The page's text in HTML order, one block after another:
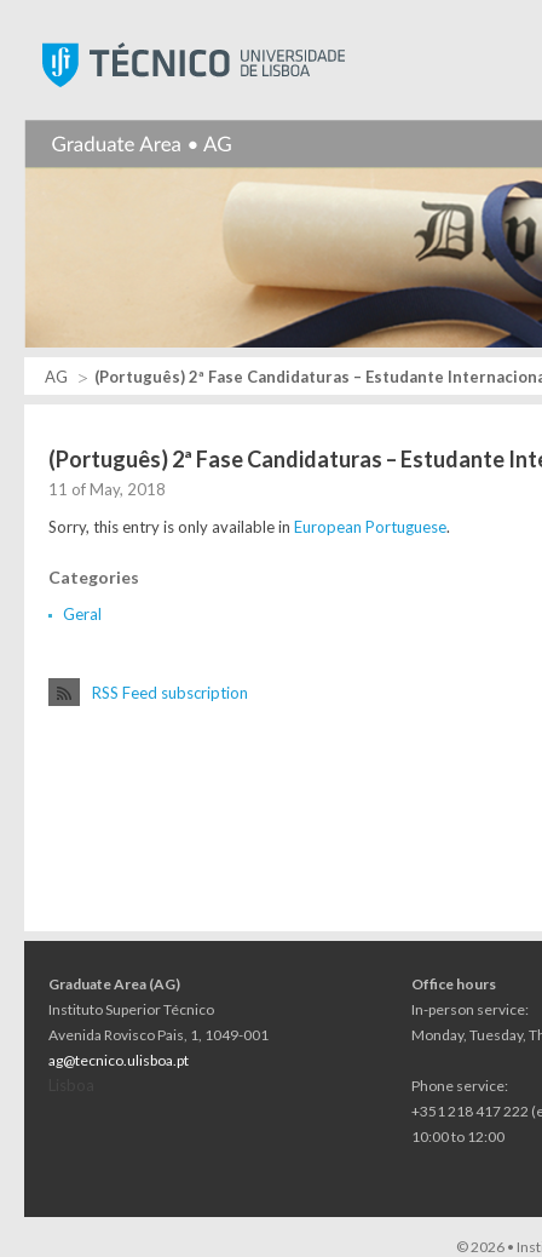
AG (Português) 2ª Fase Candidaturas – Estudante
(Português) 2ª Fase Candidaturas – Estudante
11 of May, 2018
Sorry, this entry is only available in European Portuguese.
Categories
Geral
RSS Feed subscription
Graduate Area (AG)
Instituto Superior Técnico
Avenida Rovisco Pais, 1, 1049-001
ag@tecnico.ulisboa.pt
Office hours
In-person service:
Monday, Tuesday,
Phone service:
+351 218 417 222
10:00 to 12:00
© 2026 •